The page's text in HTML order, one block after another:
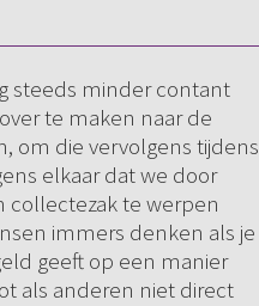
steeds minder contant
te maken naar de
om die vervolgens tijdens
elkaar dat we door
collectezak te werpen
immers denken als je
geeft op een manier
als anderen niet direct